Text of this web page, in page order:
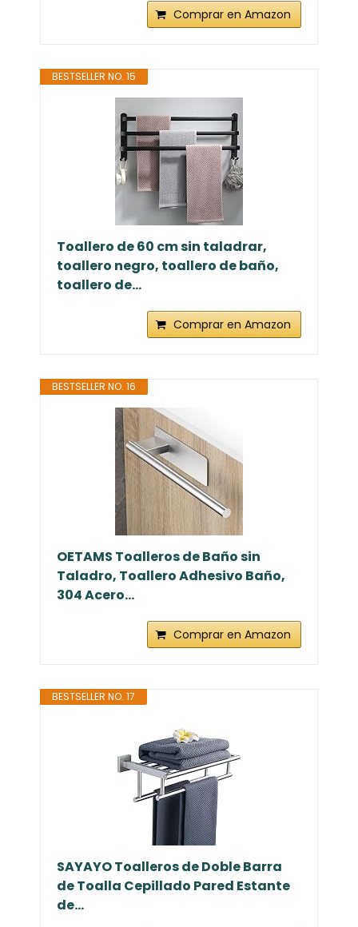
Comprar en Amazon
BESTSELLER NO. 15
Toallero de 60 cm sin taladrar,
toallero negro, toallero de baño,
toallero de...
Comprar en Amazon
BESTSELLER NO. 16
OETAMS Toalleros de Baño sin
Taladro, Toallero Adhesivo Baño,
304 Acero...
Comprar en Amazon
BESTSELLER NO. 17
SAYAYO Toalleros de Doble Barra
de Toalla Cepillado Pared Estante
de...